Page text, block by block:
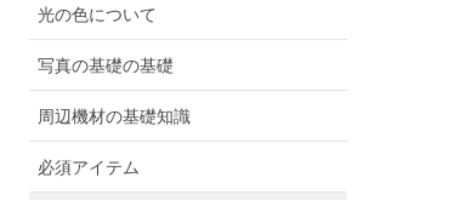
光の色について
写真の基礎の基礎
周辺機材の基礎知識
必須アイテム